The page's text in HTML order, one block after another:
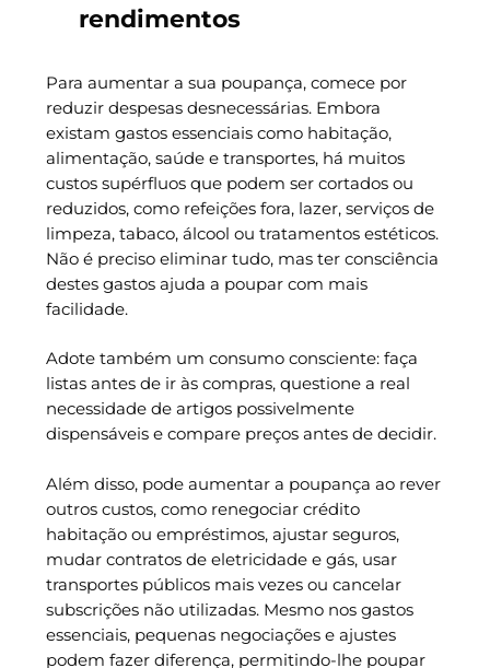
rendimentos
Para aumentar a sua poupança, comece por
reduzir despesas desnecessárias. Embora
existam gastos essenciais como habitação,
alimentação, saúde e transportes, há muitos
custos supérfluos que podem ser cortados ou
reduzidos, como refeições fora, lazer, serviços de
limpeza, tabaco, álcool ou tratamentos estéticos.
Não é preciso eliminar tudo, mas ter consciência
destes gastos ajuda a poupar com mais
facilidade.
Adote também um consumo consciente: faça
listas antes de ir às compras, questione a real
necessidade de artigos possivelmente
dispensáveis e compare preços antes de decidir.
Além disso, pode aumentar a poupança ao rever
outros custos, como renegociar crédito
habitação ou empréstimos, ajustar seguros,
mudar contratos de eletricidade e gás, usar
transportes públicos mais vezes ou cancelar
subscrições não utilizadas. Mesmo nos gastos
essenciais, pequenas negociações e ajustes
podem fazer diferença, permitindo-lhe poupar